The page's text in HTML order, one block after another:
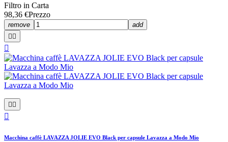
Filtro in Carta
98,36 €Prezzo
remove
add
 

 

Macchina caffè LAVAZZA JOLIE EVO Black per capsule Lavazza a Modo Mio